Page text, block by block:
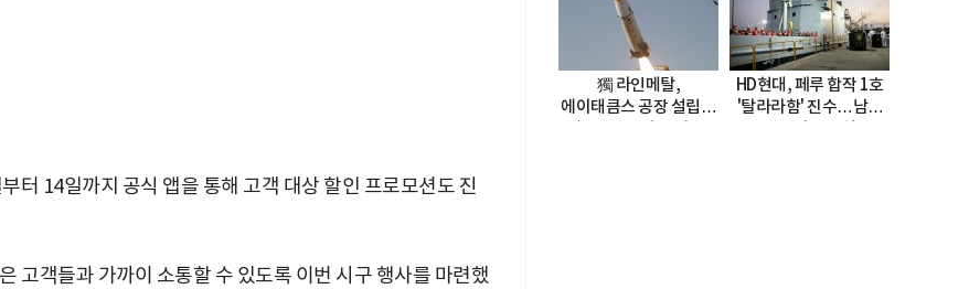
터 14일까지 공식 앱을 통해 고객 대상 할인 프로모션도 진
고객들과 가까이 소통할 수 있도록 이번 시구 행사를 마련했
獨 라인메탈,
에이태큼스 공장 설립…
HD현대, 페루 합작 1호
'탈라라함' 진수…남미